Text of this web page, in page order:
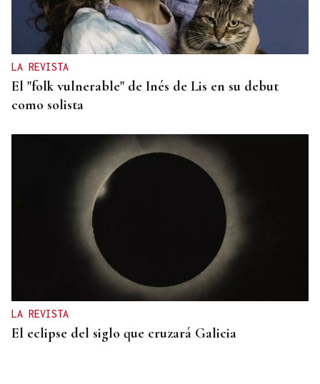
LA REVISTA
El "folk vulnerable" de Inés de Lis en su debut
como solista
LA REVISTA
El eclipse del siglo que cruzará Galicia